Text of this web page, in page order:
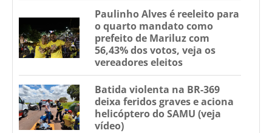
Paulinho Alves é reeleito para
o quarto mandato como
prefeito de Mariluz com
56,43% dos votos, veja os
vereadores eleitos
Batida violenta na BR-369
deixa feridos graves e aciona
helicóptero do SAMU (veja
vídeo)